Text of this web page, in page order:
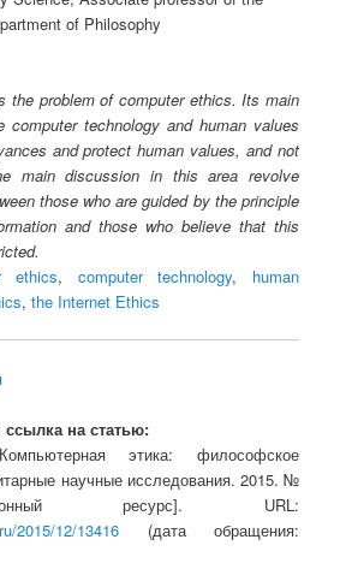
of Philosophy
the problem of computer ethics. Its main
computer technology and human values
and protect human values, and not
main discussion in this area revolve
those who are guided by the principle
and those who believe that this
ethics, computer technology, human
,the Internet Ethics
на статью:
этика: философское
научные исследования. 2015. №
ресурс]. URL:
2015/12/13416 (дата обращения: